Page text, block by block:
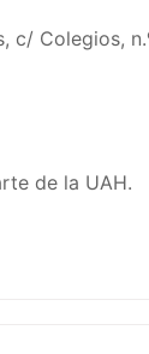
c/ Colegios,
de la UAH.